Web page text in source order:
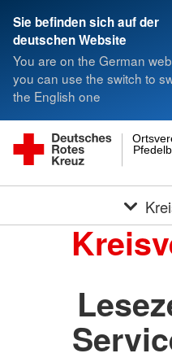
Sie befinden sich auf der
deutschen Website
You are on the German
you can use the switch to
the English one